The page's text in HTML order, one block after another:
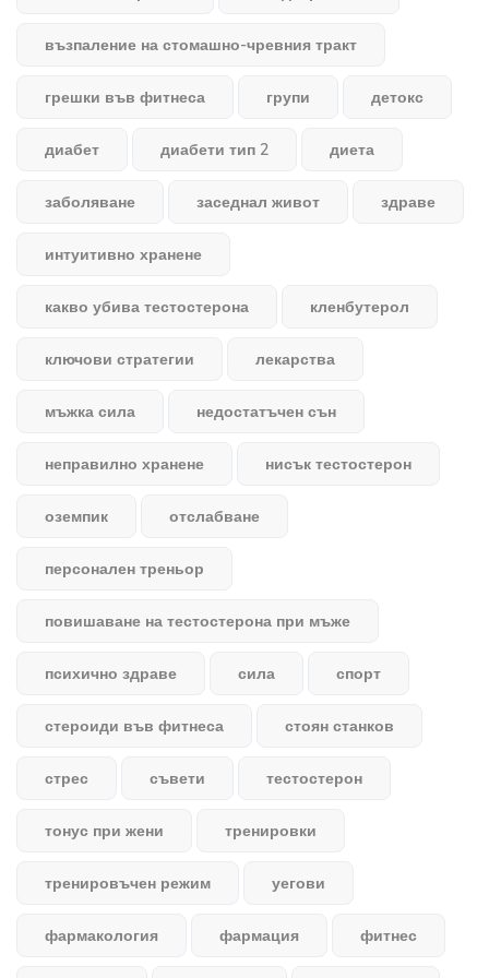
възпаление на стомашно-чревния тракт
грешки във фитнеса групи детокс
диабет диабети тип 2 диета
заболяване заседнал живот здраве
интуитивно хранене
какво убива тестостерона кленбутерол
ключови стратегии лекарства
мъжка сила недостатъчен сън
неправилно хранене нисък тестостерон
оземпик отслабване
персонален треньор
повишаване на тестостерона при мъже
психично здраве сила спорт
стероиди във фитнеса стоян станков
стрес съвети тестостерон
тонус при жени тренировки
тренировъчен режим уегови
фармакология фармация фитнес